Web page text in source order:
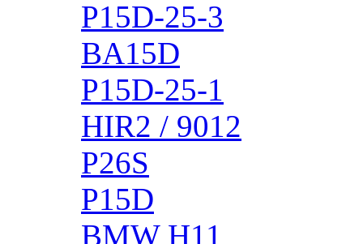
P15D-25-3
BA15D
P15D-25-1
HIR2 / 9012
P26S
P15D
BMW H11